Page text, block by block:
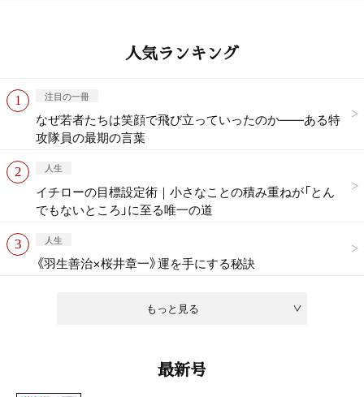
人気ランキング
もっと見る
注目の一冊
なぜ若者たちは笑顔で飛び立っていったのか——ある特
攻隊員の最期の言葉
人生
イチローの目標設定術｜小さなことの積み重ねが「とん
でもないところ」に至る唯一の道
人生
《羽生善治×桜井章一》運を手にする秘訣
最新号